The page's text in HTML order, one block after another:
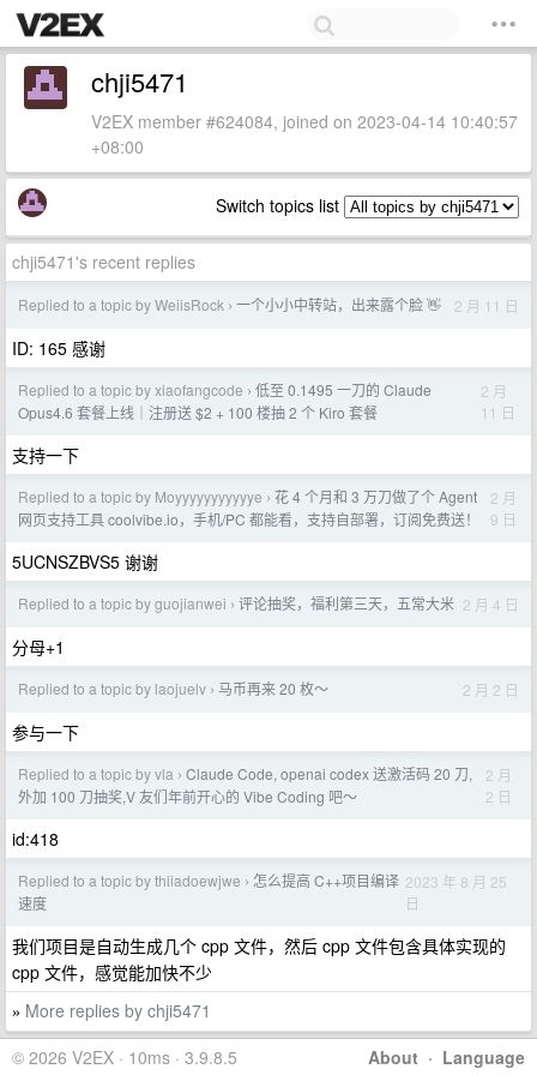
chji5471
V2EX member #624084, joined on 2023-04-14 10:40:57
+08:00
Switch topics list
chji5471's recent replies
Replied to a topic by WeiisRock › 一个小小中转站，出来露个脸 👋 2 月 11 日
ID: 165 感谢
Replied to a topic by xiaofangcode › 低至 0.1495 一刀的 Claude
Opus4.6 套餐上线｜注册送 $2 + 100 楼抽 2 个 Kiro 套餐
2 月
11 日
支持一下
Replied to a topic by Moyyyyyyyyyyye › 花 4 个月和 3 万刀做了个 Agent
网页支持工具 coolvibe.io，手机/PC 都能看，支持自部署，订阅免费送！
2 月
9 日
5UCNSZBVS5 谢谢
Replied to a topic by guojianwei › 评论抽奖，福利第三天，五常大米 2 月 4 日
分母+1
Replied to a topic by laojuelv › 马币再来 20 枚～ 2 月 2 日
参与一下
Replied to a topic by vla › Claude Code, openai codex 送激活码 20 刀,
外加 100 刀抽奖,V 友们年前开心的 Vibe Coding 吧～
2 月
2 日
id:418
Replied to a topic by thiiadoewjwe › 怎么提高 C++项目编译
速度
2023 年 8 月 25
日
我们项目是自动生成几个 cpp 文件，然后 cpp 文件包含具体实现的
cpp 文件，感觉能加快不少
» More replies by chji5471
About · Language
© 2026 V2EX · 10ms · 3.9.8.5